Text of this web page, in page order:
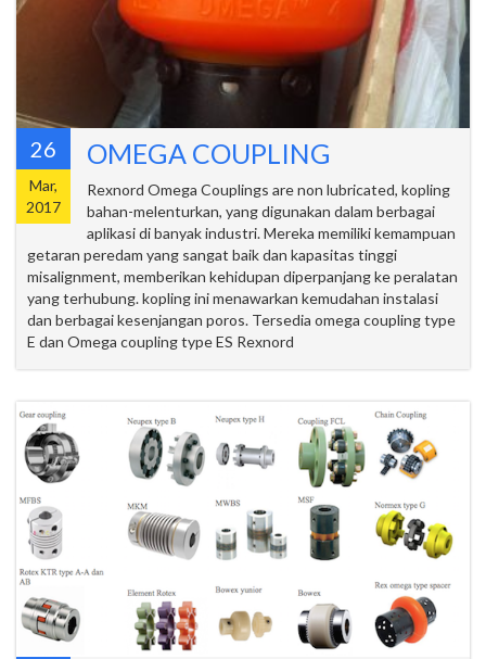
26
Mar,
2017
OMEGA COUPLING
Rexnord Omega Couplings are non lubricated, kopling
bahan-melenturkan, yang digunakan dalam berbagai
aplikasi di banyak industri. Mereka memiliki kemampuan
getaran peredam yang sangat baik dan kapasitas tinggi
misalignment, memberikan kehidupan diperpanjang ke peralatan
yang terhubung. kopling ini menawarkan kemudahan instalasi
dan berbagai kesenjangan poros. Tersedia omega coupling type
E dan Omega coupling type ES Rexnord